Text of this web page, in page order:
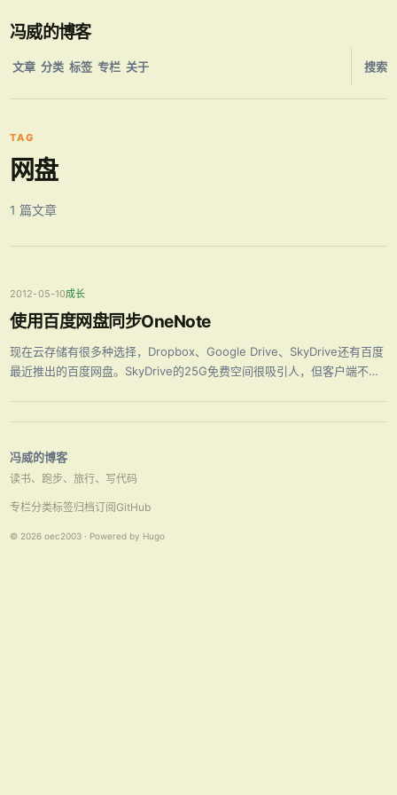
冯威的博客
文章 分类 标签 专栏 关于 搜索
TAG
网盘
1 篇文章
2012-05-10成长
使用百度网盘同步OneNote
现在云存储有很多种选择，Dropbox、Google Drive、SkyDrive还有百度
最近推出的百度网盘。SkyDrive的25G免费空间很吸引人，但客户端不支
冯威的博客
读书、跑步、旅行、写代码
专栏分类标签归档订阅GitHub
© 2026 oec2003 · Powered by Hugo